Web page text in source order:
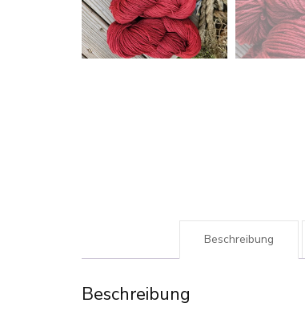
Beschreibung
Beschreibung